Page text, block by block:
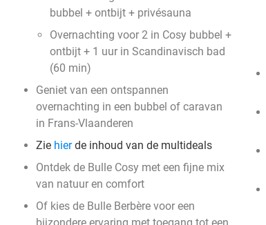
bubbel + ontbijt + privésauna
Overnachting voor 2 in Cosy bubbel +
ontbijt + 1 uur in Scandinavisch bad
(60 min)
Geniet van een ontspannen
overnachting in een bubbel of caravan
in Frans-Vlaanderen
Zie hierde inhoud van de multideals
Ontdek de Bulle Cosy met een fijne mix
van natuur en comfort
Of kies de Bulle Berbère voor een